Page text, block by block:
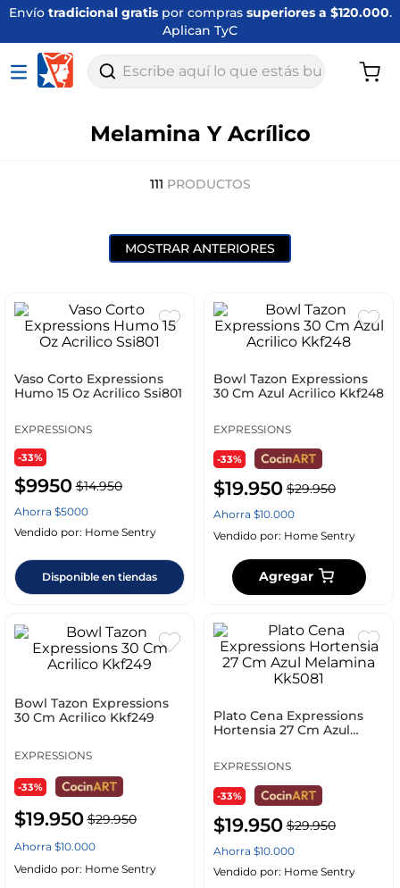
Envío tradicional gratispor compras superiores a $120.000.
Aplican TyC
Escribe aquí lo que estás buscando
Melamina Y Acrílico
111 PRODUCTOS
MOSTRAR ANTERIORES
Vaso Corto Expressions
Humo 15 Oz Acrilico Ssi801
EXPRESSIONS
-33%
$9950 $14.950
Ahorra $5000
Vendido por: Home Sentry
Disponible en tiendas
Bowl Tazon Expressions
30 Cm Azul Acrilico Kkf248
EXPRESSIONS
-33%
$19.950 $29.950
Ahorra $10.000
Vendido por: Home Sentry
Agregar
Bowl Tazon Expressions
30 Cm Acrilico Kkf249
EXPRESSIONS
-33%
$19.950 $29.950
Ahorra $10.000
Vendido por: Home Sentry
Plato Cena Expressions
Hortensia 27 Cm Azul
EXPRESSIONS
-33%
$19.950 $29.950
Ahorra $10.000
Vendido por: Home Sentry